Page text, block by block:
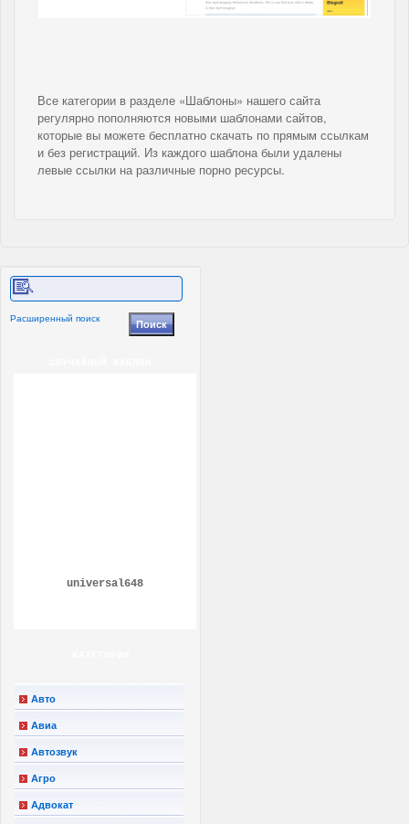
Все категории в разделе «Шаблоны» нашего сайта
регулярно пополняются новыми шаблонами сайтов,
которые вы можете бесплатно скачать по прямым ссылкам
и без регистраций. Из каждого шаблона были удалены
левые ссылки на различные порно ресурсы.
Расширенный поиск
universal648
Авто
Авиа
Автозвук
Агро
Адвокат